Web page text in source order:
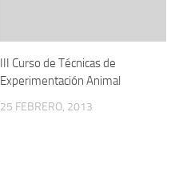
III Curso de Técnicas de
Experimentación Animal
25 FEBRERO, 2013